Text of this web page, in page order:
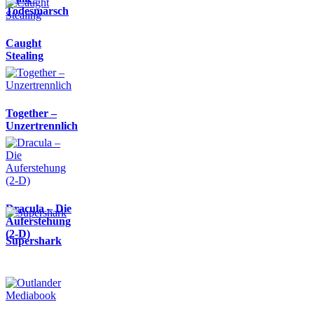
Todesmarsch
Caught
Stealing
Together –
Unzertrennlich
Dracula – Die
Auferstehung
(2-D)
Supershark